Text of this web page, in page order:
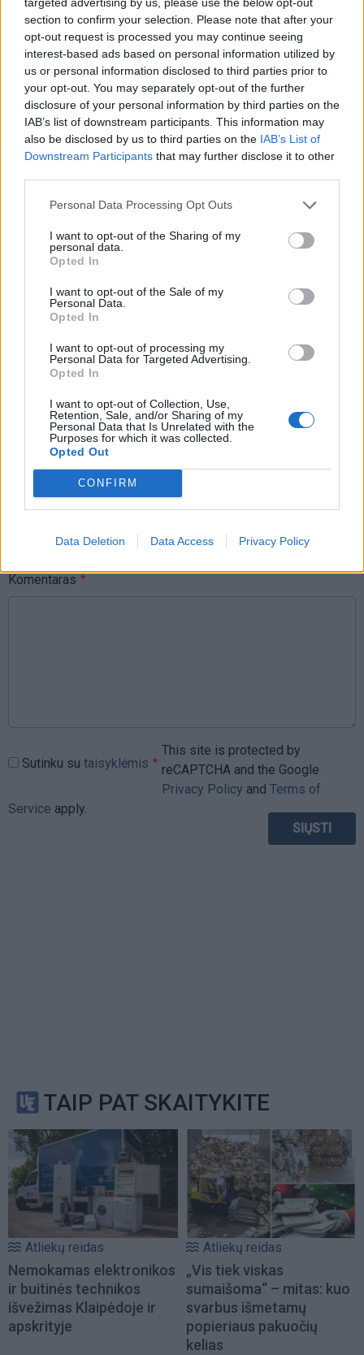
section to confirm your selection. Please note that after your
opt-out request is processed you may continue seeing
interest-based ads based on personal information utilized by
us or personal information disclosed to third parties prior to
your opt-out. You may separately opt-out of the further
disclosure of your personal information by third parties on the
IAB’s list of downstream participants. This information may
also be disclosed by us to third parties on the IAB’s List of
Downstream Participants that may further disclose it to other
Personal Data Processing Opt Outs
I want to opt-out of the Sharing of my
personal data.
Opted In
I want to opt-out of the Sale of my
Personal Data.
Opted In
I want to opt-out of processing my
Personal Data for Targeted Advertising.
Opted In
I want to opt-out of Collection, Use,
Retention, Sale, and/or Sharing of my
Personal Data that Is Unrelated with the
Purposes for which it was collected.
Opted Out
CONFIRM
Data Deletion Data Access Privacy Policy
Laive planuoja apgyvendinti 80
tūkstančių žmonių: kaip atrodys
plaukiojantis miestas
Šiais mėnesiais gimę žmonės yra
patys sėkmingiausi
Kam reikalingas trečiasis skalbimo
mašinos skyrelis: daugelis jį
sumaišo
Komentarai
Rašyti komentarą
Komentaras
Sutinku su taisyklėmis
This site is protected by
reCAPTCHA and the Google
Privacy Policy and Terms of
Service apply.
TAIP PAT SKAITYKITE
Atliekų reidas
Nemokamas elektronikos
ir buitinės technikos
išvežimas Klaipėdoje ir
apskrityje
Atliekų reidas
„Vis tiek viskas
sumaišoma“ – mitas: kuo
svarbus išmetamų
popieriaus pakuočių
kelias